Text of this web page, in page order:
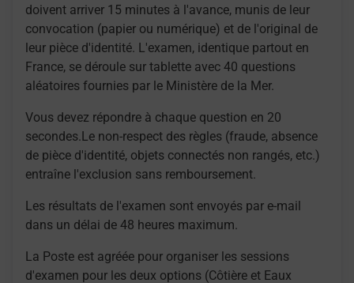
doivent arriver 15 minutes à l'avance, munis de leur
convocation (papier ou numérique) et de l'original de
leur pièce d'identité. L'examen, identique partout en
France, se déroule sur tablette avec 40 questions
aléatoires fournies par le Ministère de la Mer.
Vous devez répondre à chaque question en 20
secondes.Le non-respect des règles (fraude, absence
de pièce d'identité, objets connectés non rangés, etc.)
entraîne l'exclusion sans remboursement.
Les résultats de l'examen sont envoyés par e-mail
dans un délai de 48 heures maximum.
La Poste est agréée pour organiser les sessions
d'examen pour les deux options (Côtière et Eaux